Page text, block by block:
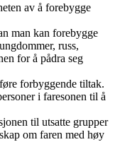
av å forebygge
man kan forebygge
russ,
for å pådra seg
forbyggende tiltak.
i faresonen til å
til utsatte grupper
om faren med høy